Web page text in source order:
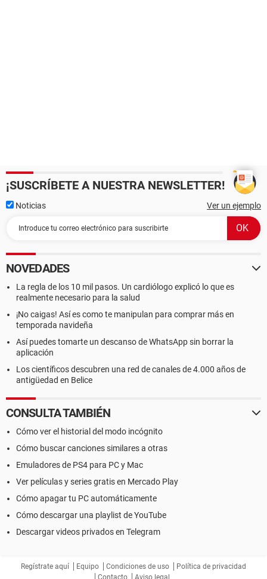
¡SUSCRÍBETE A NUESTRA NEWSLETTER!
Noticias Ver un ejemplo
NOVEDADES
La regla de los 10 mil pasos. Un cardiólogo explicó lo que es
realmente necesario para la salud
¡No caigas! Así es como te manipulan para comprar más en
temporada navideña
Así puedes tomarte un descanso de WhatsApp sin borrar la
aplicación
Los científicos descubren una red de canales de 4.000 años de
antigüedad en Belice
CONSULTA TAMBIÉN
Cómo ver el historial del modo incógnito
Cómo buscar canciones similares a otras
Emuladores de PS4 para PC y Mac
Ver películas y series gratis en Mercado Play
Cómo apagar tu PC automáticamente
Cómo descargar una playlist de YouTube
Descargar videos privados en Telegram
Regístrate aquí Equipo Condiciones de uso
Política de privacidad
Contacto
Aviso legal